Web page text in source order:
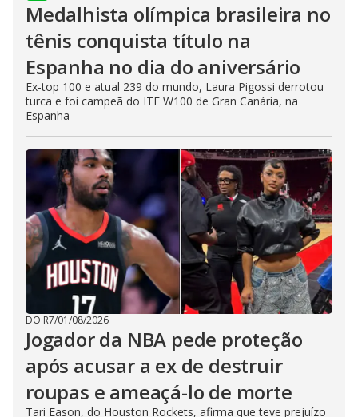
Medalhista olímpica brasileira no
tênis conquista título na
Espanha no dia do aniversário
Ex-top 100 e atual 239 do mundo, Laura Pigossi derrotou
turca e foi campeã do ITF W100 de Gran Canária, na
Espanha
DO R7/01/08/2026
Jogador da NBA pede proteção
após acusar a ex de destruir
roupas e ameaçá-lo de morte
Tari Eason, do Houston Rockets, afirma que teve prejuízo